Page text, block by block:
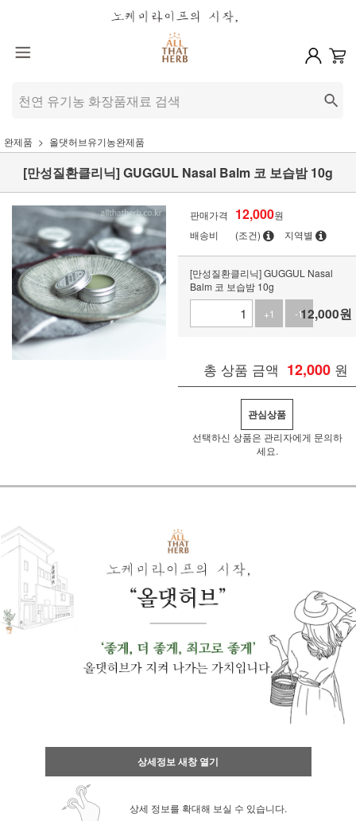
완제품 올댓허브유기농완제품
[만성질환클리닉] GUGGUL Nasal Balm 코 보습밤 10g
판매가격 12,000원
배송비
(조건) 지역별
[만성질환클리닉] GUGGUL Nasal
Balm 코 보습밤 10g
+1
-112,000원
총 상품 금액 12,000 원
관심상품
선택하신 상품은 관리자에게 문의하
세요.
상세정보 새창 열기
상세 정보를 확대해 보실 수 있습니다.